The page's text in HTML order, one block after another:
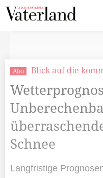
Abo Blick auf die
Schnee
Langfristige